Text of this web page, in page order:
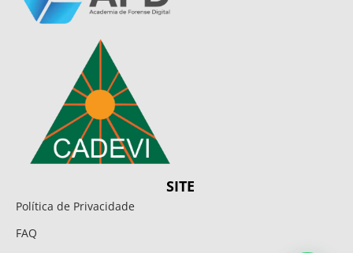
SITE
Política de Privacidade
FAQ